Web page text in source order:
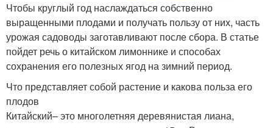
Чтобы круглый год наслаждаться собственно
выращенными плодами и получать пользу от них, часть
урожая садоводы заготавливают после сбора. В статье
пойдет речь о китайском лимоннике и способах
сохранения его полезных ягод на зимний период.
Что представляет собой растение и какова польза его
плодов
Китайский– это многолетняя деревянистая лиана,